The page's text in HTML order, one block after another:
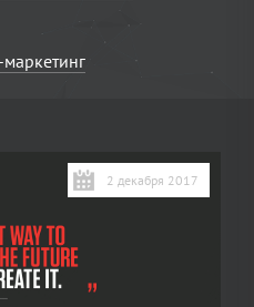
2 декабря 2017